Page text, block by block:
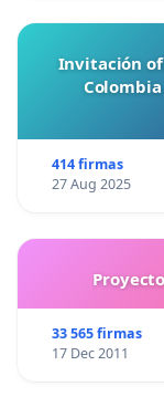
Invitación
414 firmas
27 Aug 2025
33 565 firmas
17 Dec 2011